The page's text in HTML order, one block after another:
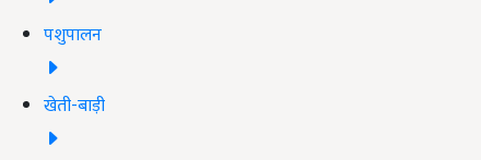
पशुपालन
खेती-बाड़ी